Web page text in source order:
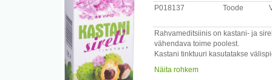
P018137 Toode
Rahvameditsiinis on kastani- ja
vähendava toime poolest.
Kastani tinktuuri kasutatakse
Kasutamine: ainult välispidiselt!
Näita rohkem